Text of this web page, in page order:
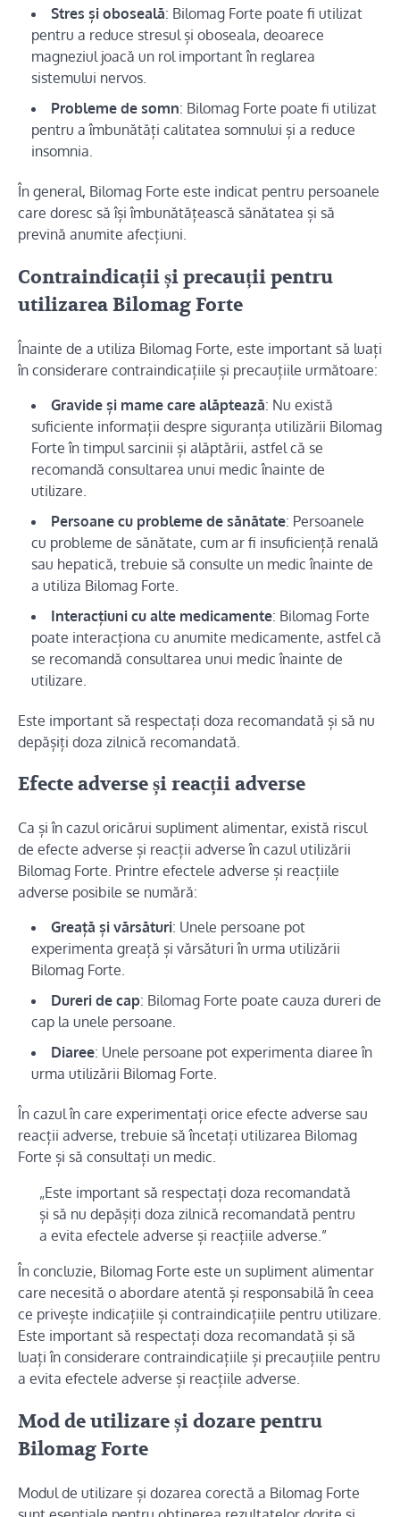
Stres și oboseală: Bilomag Forte poate fi utilizat
pentru a reduce stresul și oboseala, deoarece
magneziul joacă un rol important în reglarea
sistemului nervos.
Probleme de somn: Bilomag Forte poate fi utilizat
pentru a îmbunătăți calitatea somnului și a reduce
insomnia.
În general, Bilomag Forte este indicat pentru persoanele
care doresc să își îmbunătățească sănătatea și să
prevină anumite afecțiuni.
Contraindicații și precauții pentru
utilizarea Bilomag Forte
Înainte de a utiliza Bilomag Forte, este important să luați
în considerare contraindicațiile și precauțiile următoare:
Gravide și mame care alăptează: Nu există
suficiente informații despre siguranța utilizării Bilomag
Forte în timpul sarcinii și alăptării, astfel că se
recomandă consultarea unui medic înainte de
utilizare.
Persoane cu probleme de sănătate: Persoanele
cu probleme de sănătate, cum ar fi insuficiență renală
sau hepatică, trebuie să consulte un medic înainte de
a utiliza Bilomag Forte.
Interacțiuni cu alte medicamente: Bilomag Forte
poate interacționa cu anumite medicamente, astfel că
se recomandă consultarea unui medic înainte de
utilizare.
Este important să respectați doza recomandată și să nu
depășiți doza zilnică recomandată.
Efecte adverse și reacții adverse
Ca și în cazul oricărui supliment alimentar, există riscul
de efecte adverse și reacții adverse în cazul utilizării
Bilomag Forte. Printre efectele adverse și reacțiile
adverse posibile se numără:
Greață și vărsături: Unele persoane pot
experimenta greață și vărsături în urma utilizării
Bilomag Forte.
Dureri de cap: Bilomag Forte poate cauza dureri de
cap la unele persoane.
Diaree: Unele persoane pot experimenta diaree în
urma utilizării Bilomag Forte.
În cazul în care experimentați orice efecte adverse sau
reacții adverse, trebuie să încetați utilizarea Bilomag
Forte și să consultați un medic.
„Este important să respectați doza recomandată
și să nu depășiți doza zilnică recomandată pentru
a evita efectele adverse și reacțiile adverse.”
În concluzie, Bilomag Forte este un supliment alimentar
care necesită o abordare atentă și responsabilă în ceea
ce privește indicațiile și contraindicațiile pentru utilizare.
Este important să respectați doza recomandată și să
luați în considerare contraindicațiile și precauțiile pentru
a evita efectele adverse și reacțiile adverse.
Mod de utilizare și dozare pentru
Bilomag Forte
Modul de utilizare și dozarea corectă a Bilomag Forte